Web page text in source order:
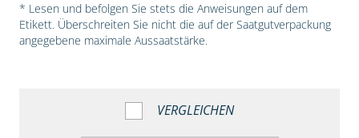
* Lesen und befolgen Sie stets die Anweisungen auf dem
Etikett. Überschreiten Sie nicht die auf der Saatgutverpackung
angegebene maximale Aussaatstärke.
VERGLEICHEN